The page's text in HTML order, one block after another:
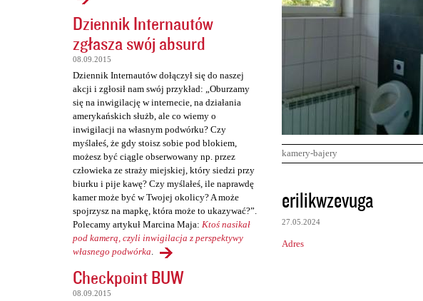
Dziennik Internautów
zgłasza swój absurd
08.09.2015
Dziennik Internautów dołączył się do naszej
akcji i zgłosił nam swój przykład: „Oburzamy
się na inwigilację w internecie, na działania
amerykańskich służb, ale co wiemy o
inwigilacji na własnym podwórku? Czy
myślałeś, że gdy stoisz sobie pod blokiem,
możesz być ciągle obserwowany np. przez
człowieka ze straży miejskiej, który siedzi przy
biurku i pije kawę? Czy myślałeś, ile naprawdę
kamer może być w Twojej okolicy? A może
spojrzysz na mapkę, która może to ukazywać?”.
Polecamy artykuł Marcina Maja: Ktoś nasikał
pod kamerą, czyli inwigilacja z perspektywy
własnego podwórka.
Checkpoint BUW
08.09.2015
kamery-bajery
K
o
m
e
erilikwzevuga
27.05.2024
Adres